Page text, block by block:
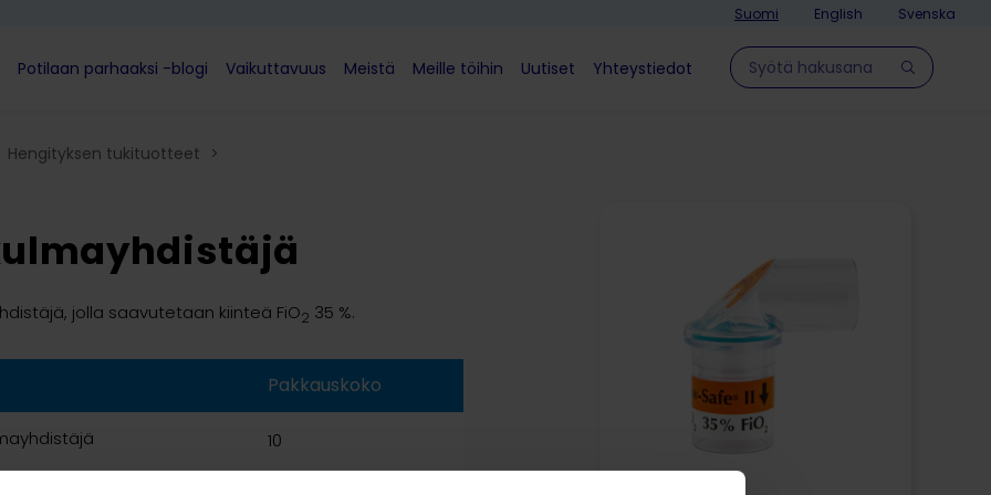
Suomi English Svenska
Potilaan parhaaksi -blogi Vaikuttavuus Meistä Meille töihin Uutiset
Yhteystiedot
Hae sivulla
Hengityksen tukituotteet >
jolla saavutetaan kiinteä FiO2 35 %.
Pakkauskoko
10